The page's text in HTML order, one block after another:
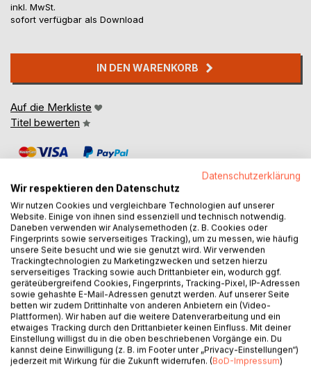
inkl. MwSt.
sofort verfügbar als Download
IN DEN WARENKORB
Auf die Merkliste
Titel bewerten
BESCHREIBUNG
Herrn Goldbergs Variationen
Erzählung
Die Geschichten von Herr Goldberg
sind 30 Variationen über ein Thema:
Das Leben.
Datenschutzerklärung
Wir respektieren den Datenschutz
Wir nutzen Cookies und vergleichbare Technologien auf unserer
Website. Einige von ihnen sind essenziell und technisch notwendig.
Daneben verwenden wir Analysemethoden (z. B. Cookies oder
Fingerprints sowie serverseitiges Tracking), um zu messen, wie häufig
unsere Seite besucht und wie sie genutzt wird. Wir verwenden
Trackingtechnologien zu Marketingzwecken und setzen hierzu
serverseitiges Tracking sowie auch Drittanbieter ein, wodurch ggf.
geräteübergreifend Cookies, Fingerprints, Tracking-Pixel, IP-Adressen
sowie gehashte E-Mail-Adressen genutzt werden. Auf unserer Seite
betten wir zudem Drittinhalte von anderen Anbietern ein (Video-
Plattformen). Wir haben auf die weitere Datenverarbeitung und ein
etwaiges Tracking durch den Drittanbieter keinen Einfluss. Mit deiner
Einstellung willigst du in die oben beschriebenen Vorgänge ein. Du
kannst deine Einwilligung (z. B. im Footer unter „Privacy-Einstellungen“)
jederzeit mit Wirkung für die Zukunft widerrufen. (BoD-Impressum)